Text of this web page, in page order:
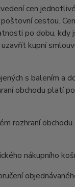
cen
cestou.
po dobu, kdy
kupní
s balením a
obchodu platí
rozhraní
nákupního